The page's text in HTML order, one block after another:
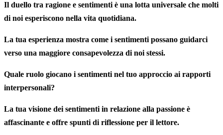
Il duello tra ragione e sentimenti è una lotta universale che molti
di noi esperiscono nella vita quotidiana.
La tua esperienza mostra come i sentimenti possano guidarci
verso una maggiore consapevolezza di noi stessi.
Quale ruolo giocano i sentimenti nel tuo approccio ai rapporti
interpersonali?
La tua visione dei sentimenti in relazione alla passione è
affascinante e offre spunti di riflessione per il lettore.